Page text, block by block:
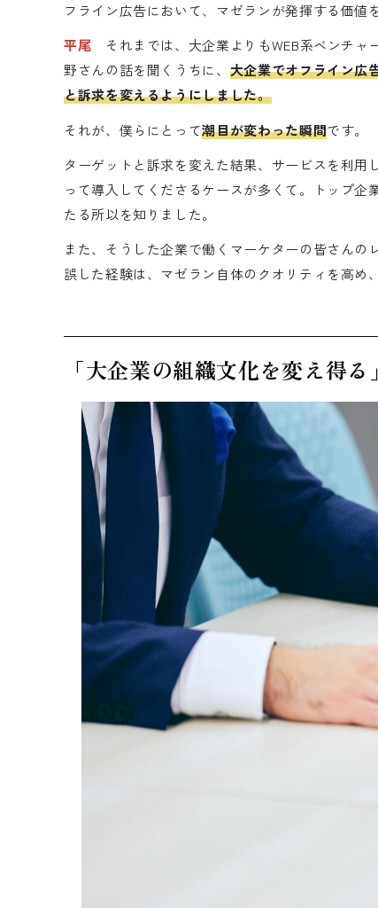
フライン広告において、マゼランが発揮する価値
平尾 それまでは、大企業よりもWEB系ベンチャ
野さんの話を聞くうちに、 大企業でオフライン広
と訴求を変えるようにしました。
それが、僕らにとって潮目が変わった瞬間です。
ターゲットと訴求を変えた結果、サービスを利
って導入してくださるケースが多くて。トップ
たる所以を知りました。
また、そうした企業で働くマーケターの皆さん
誤した経験は、マゼラン自体のクオリティを高め
「大企業の組織文化を変え得